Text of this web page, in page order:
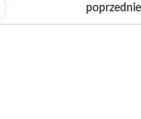
poprzednie